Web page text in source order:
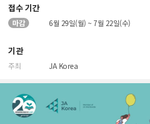
접수 기간
마감 6월 29일(월) ~ 7월 22일(수)
기관
주최 JA Korea